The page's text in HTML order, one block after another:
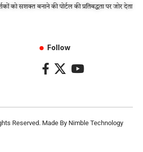
को सशक्त बनाने की पोर्टल की प्रतिबद्धता पर जोर देता
Follow
Reserved. Made By Nimble Technology